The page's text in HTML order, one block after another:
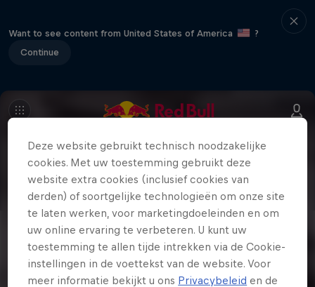
Want to see content from United States of America
?
Continue
Deze website gebruikt technisch noodzakelijke
cookies. Met uw toestemming gebruikt deze
website extra cookies (inclusief cookies van
derden) of soortgelijke technologieën om onze site
te laten werken, voor marketingdoeleinden en om
uw online ervaring te verbeteren. U kunt uw
toestemming te allen tijde intrekken via de Cookie-
instellingen in de voettekst van de website. Voor
meer informatie bekijkt u ons Privacybeleid en de